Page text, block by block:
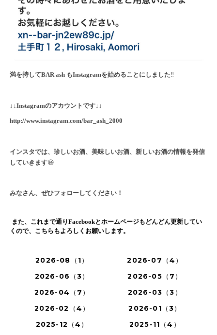
満を持してBAR ash もInstagramを始めることにしました‼️
↓↓Instagramのアカウントです ↓↓
http://www.instagram.com/bar_ash_2000
インスタでは、珍しいお酒、美味しいお酒、新しいお酒の情報を発信
していきます😃
みなさん、ぜひフォローしてください！
また、これまで通りFacebookとホームページもどんどん更新してい
くので、こちらもよろしくお願いします。
2026-08（1）
2026-07（4）
2026-06（3）
2026-05（7）
2026-04（7）
2026-03（3）
2026-02（4）
2026-01（3）
2025-12（4）
2025-11（4）